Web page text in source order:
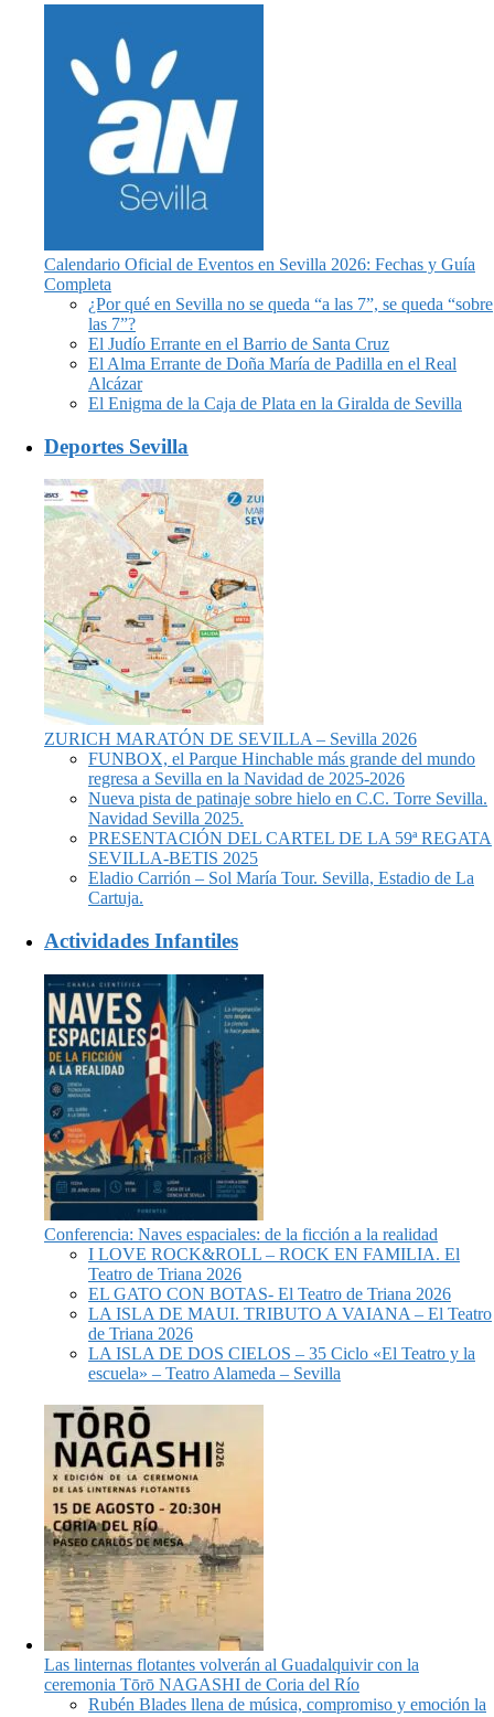
Calendario Oficial de Eventos en Sevilla 2026: Fechas y Guía
Completa
¿Por qué en Sevilla no se queda “a las 7”, se queda “sobre
las 7”?
El Judío Errante en el Barrio de Santa Cruz
El Alma Errante de Doña María de Padilla en el Real
Alcázar
El Enigma de la Caja de Plata en la Giralda de Sevilla
Deportes Sevilla
ZURICH MARATÓN DE SEVILLA – Sevilla 2026
FUNBOX, el Parque Hinchable más grande del mundo
regresa a Sevilla en la Navidad de 2025-2026
Nueva pista de patinaje sobre hielo en C.C. Torre Sevilla.
Navidad Sevilla 2025.
PRESENTACIÓN DEL CARTEL DE LA 59ª REGATA
SEVILLA-BETIS 2025
Eladio Carrión – Sol María Tour. Sevilla, Estadio de La
Cartuja.
Actividades Infantiles
Conferencia: Naves espaciales: de la ficción a la realidad
I LOVE ROCK&ROLL – ROCK EN FAMILIA. El
Teatro de Triana 2026
EL GATO CON BOTAS- El Teatro de Triana 2026
LA ISLA DE MAUI. TRIBUTO A VAIANA – El Teatro
de Triana 2026
LA ISLA DE DOS CIELOS – 35 Ciclo «El Teatro y la
escuela» – Teatro Alameda – Sevilla
Las linternas flotantes volverán al Guadalquivir con la
ceremonia Tōrō NAGASHI de Coria del Río
Rubén Blades llena de música, compromiso y emoción la